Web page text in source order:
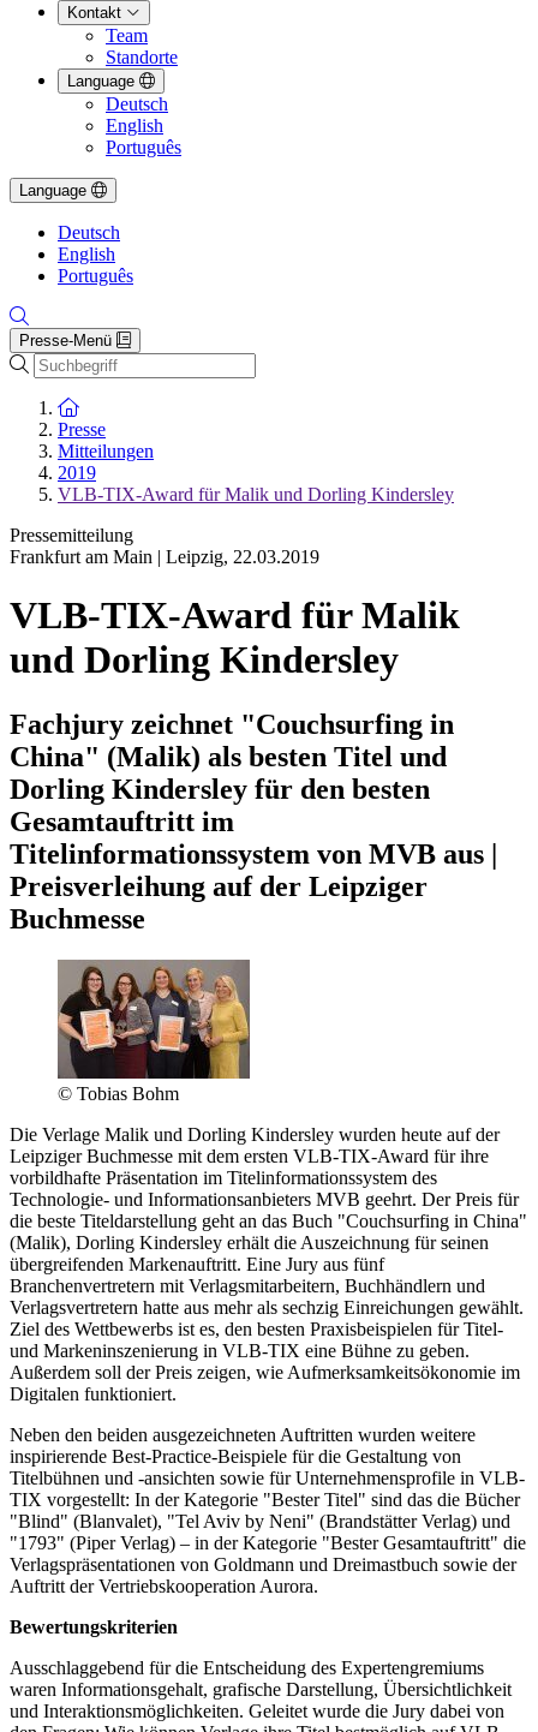
Kontakt
Team
Standorte
Language
Deutsch
English
Português
Language
Deutsch
English
Português
Presse-Menü
Suche
Zur Startseite
Presse
Mitteilungen
2019
VLB-TIX-Award für Malik und Dorling Kindersley
Pressemitteilung
Frankfurt am Main | Leipzig, 22.03.2019
VLB-TIX-Award für Malik
und Dorling Kindersley
Fachjury zeichnet "Couchsurfing in
China" (Malik) als besten Titel und
Dorling Kindersley für den besten
Gesamtauftritt im
Titelinformationssystem von MVB aus |
Preisverleihung auf der Leipziger
Buchmesse
© Tobias Bohm
Die Verlage Malik und Dorling Kindersley wurden heute auf der
Leipziger Buchmesse mit dem ersten VLB-TIX-Award für ihre
vorbildhafte Präsentation im Titelinformationssystem des
Technologie- und Informationsanbieters MVB geehrt. Der Preis für
die beste Titeldarstellung geht an das Buch "Couchsurfing in China"
(Malik), Dorling Kindersley erhält die Auszeichnung für seinen
übergreifenden Markenauftritt. Eine Jury aus fünf
Branchenvertretern mit Verlagsmitarbeitern, Buchhändlern und
Verlagsvertretern hatte aus mehr als sechzig Einreichungen gewählt.
Ziel des Wettbewerbs ist es, den besten Praxisbeispielen für Titel-
und Markeninszenierung in VLB-TIX eine Bühne zu geben.
Außerdem soll der Preis zeigen, wie Aufmerksamkeitsökonomie im
Digitalen funktioniert.
Neben den beiden ausgezeichneten Auftritten wurden weitere
inspirierende Best-Practice-Beispiele für die Gestaltung von
Titelbühnen und -ansichten sowie für Unternehmensprofile in VLB-
TIX vorgestellt: In der Kategorie "Bester Titel" sind das die Bücher
"Blind" (Blanvalet), "Tel Aviv by Neni" (Brandstätter Verlag) und
"1793" (Piper Verlag) – in der Kategorie "Bester Gesamtauftritt" die
Verlagspräsentationen von Goldmann und Dreimastbuch sowie der
Auftritt der Vertriebskooperation Aurora.
Bewertungskriterien
Ausschlaggebend für die Entscheidung des Expertengremiums
waren Informationsgehalt, grafische Darstellung, Übersichtlichkeit
und Interaktionsmöglichkeiten. Geleitet wurde die Jury dabei von